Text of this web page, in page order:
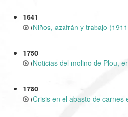
1641
(Niños, azafrán y trabajo
1750
(Noticias del molino de Plou,
1780
(Crisis en el abasto de carnes